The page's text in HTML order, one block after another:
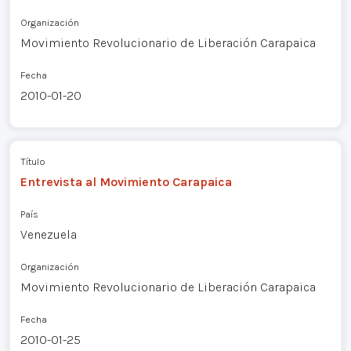
Organización
Movimiento Revolucionario de Liberación Carapaica
Fecha
2010-01-20
Título
Entrevista al Movimiento Carapaica
País
Venezuela
Organización
Movimiento Revolucionario de Liberación Carapaica
Fecha
2010-01-25